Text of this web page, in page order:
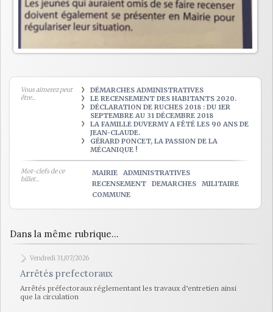
Vous aimerez peut
être...
DÉMARCHES ADMINISTRATIVES
LE RECENSEMENT DES HABITANTS 2020.
DÉCLARATION DE RUCHES 2018 : DU 1ER
SEPTEMBRE AU 31 DÉCEMBRE 2018
LA FAMILLE DUVERMY A FÊTÉ LES 90 ANS DE
JEAN-CLAUDE.
GÉRARD PONCET, LA PASSION DE LA
MÉCANIQUE !
Mot-clefs de ce
billet...
MAIRIE
ADMINISTRATIVES
RECENSEMENT
DEMARCHES
MILITAIRE
COMMUNE
Dans la même rubrique...
Vendredi 31/07/2026
Arrêtés prefectoraux
Arrêtés préfectoraux réglementant les travaux d’entretien ainsi
que la circulation